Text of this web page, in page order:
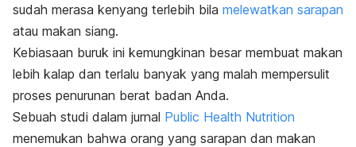
sudah merasa kenyang terlebih bila melewatkan sarapan
atau makan siang.
Kebiasaan buruk ini kemungkinan besar membuat makan
lebih kalap dan terlalu banyak yang malah mempersulit
proses penurunan berat badan Anda.
Sebuah studi dalam jurnal Public Health Nutrition
menemukan bahwa orang yang sarapan dan makan